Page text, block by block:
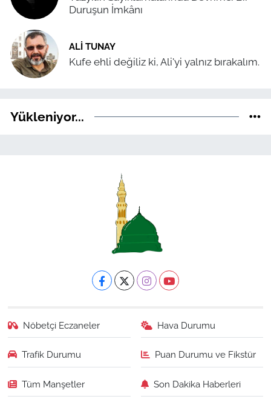
Duruşun İmkânı
ALI TUNAY
Kufe ehli değiliz ki, Ali'yi yalnız bırakalım.
Yükleniyor...
Nöbetçi Eczaneler Hava Durumu
Trafik Durumu Puan Durumu ve Fikstür
Tüm Manşetler Son Dakika Haberleri